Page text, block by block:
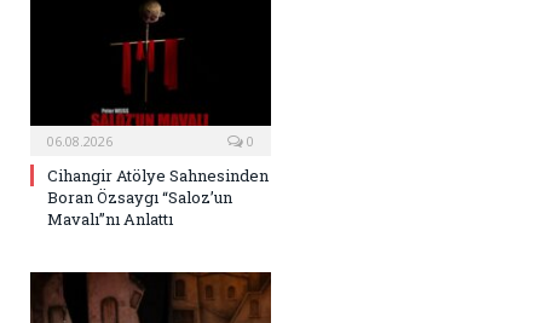
06.08.2026 0
Cihangir Atölye Sahnesinden
Boran Özsaygı “Saloz’un
Mavalı”nı Anlattı